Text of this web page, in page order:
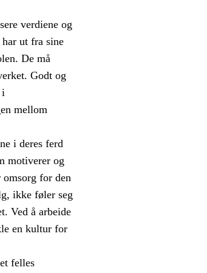
verdiene og
ut fra sine
De må
Godt og
i
mellom
i deres ferd
motiverer og
for den
ikke føler seg
Ved å arbeide
en kultur for
felles